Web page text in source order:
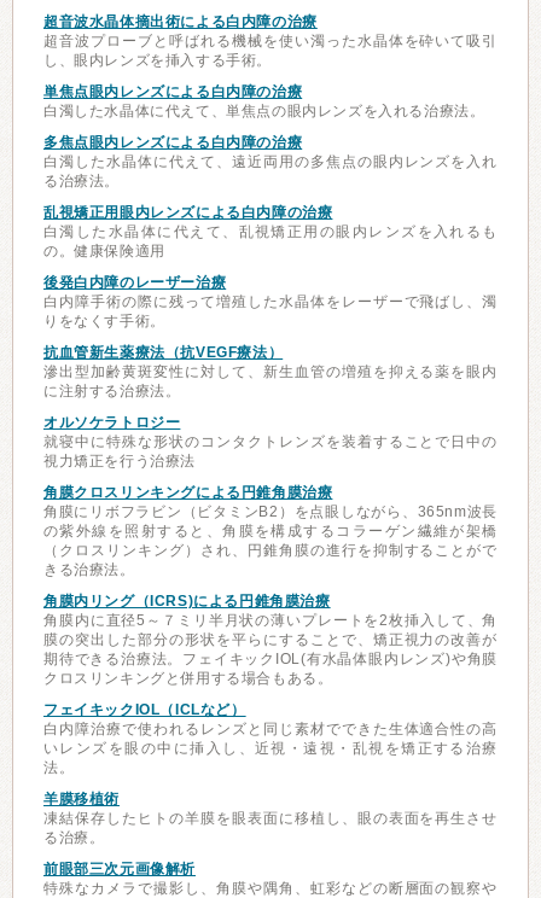
超音波水晶体摘出術による白内障の治療
超音波プローブと呼ばれる機械を使い濁った水晶体を砕いて吸引
し、眼内レンズを挿入する手術。
単焦点眼内レンズによる白内障の治療
白濁した水晶体に代えて、単焦点の眼内レンズを入れる治療法。
多焦点眼内レンズによる白内障の治療
白濁した水晶体に代えて、遠近両用の多焦点の眼内レンズを入れ
る治療法。
乱視矯正用眼内レンズによる白内障の治療
白濁した水晶体に代えて、乱視矯正用の眼内レンズを入れるも
の。健康保険適用
後発白内障のレーザー治療
白内障手術の際に残って増殖した水晶体をレーザーで飛ばし、濁
りをなくす手術。
抗血管新生薬療法（抗VEGF療法）
滲出型加齢黄斑変性に対して、新生血管の増殖を抑える薬を眼内
に注射する治療法。
オルソケラトロジー
就寝中に特殊な形状のコンタクトレンズを装着することで日中の
視力矯正を行う治療法
角膜クロスリンキングによる円錐角膜治療
角膜にリボフラビン（ビタミンB2）を点眼しながら、365nm波長
の紫外線を照射すると、角膜を構成するコラーゲン繊維が架橋
（クロスリンキング）され、円錐角膜の進行を抑制することがで
きる治療法。
角膜内リング（ICRS)による円錐角膜治療
角膜内に直径5～７ミリ半月状の薄いプレートを2枚挿入して、角
膜の突出した部分の形状を平らにすることで、矯正視力の改善が
期待できる治療法。フェイキックIOL(有水晶体眼内レンズ)や角膜
クロスリンキングと併用する場合もある。
フェイキックIOL（ICLなど）
白内障治療で使われるレンズと同じ素材でできた生体適合性の高
いレンズを眼の中に挿入し、近視・遠視・乱視を矯正する治療
法。
羊膜移植術
凍結保存したヒトの羊膜を眼表面に移植し、眼の表面を再生させ
る治療。
前眼部三次元画像解析
特殊なカメラで撮影し、角膜や隅角、虹彩などの断層面の観察や